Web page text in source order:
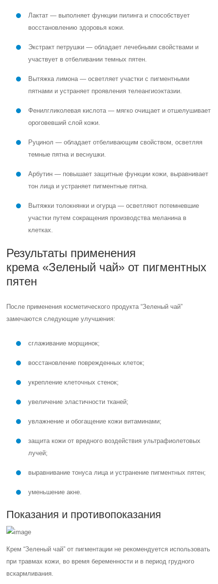
Лактат — выполняет функции пилинга и способствует
восстановлению здоровья кожи.
Экстракт петрушки — обладает лечебными свойствами и
участвует в отбеливании темных пятен.
Вытяжка лимона — осветляет участки с пигментными
пятнами и устраняет проявления телеангиоэктазии.
Фенилгликолевая кислота — мягко очищает и отшелушивает
ороговевший слой кожи.
Руцинол — обладает отбеливающим свойством, осветляя
темные пятна и веснушки.
Арбутин — повышает защитные функции кожи, выравнивает
тон лица и устраняет пигментные пятна.
Вытяжки толокнянки и огурца — осветляют потемневшие
участки путем сокращения производства меланина в
клетках.
Результаты применения
крема «Зеленый чай» от пигментных
пятен
После применения косметического продукта “Зеленый чай”
замечаются следующие улучшения:
сглаживание морщинок;
восстановление поврежденных клеток;
укрепление клеточных стенок;
увеличение эластичности тканей;
увлажнение и обогащение кожи витаминами;
защита кожи от вредного воздействия ультрафиолетовых
лучей;
выравнивание тонуса лица и устранение пигментных пятен;
уменьшение акне.
Показания и противопоказания
Крем “Зеленый чай” от пигментации не рекомендуется использовать
при травмах кожи, во время беременности и в период грудного
вскармливания.